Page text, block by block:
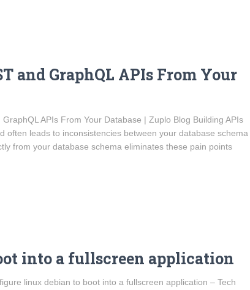
and GraphQL APIs From Your
APIs From Your Database | Zuplo Blog Building APIs
often leads to inconsistencies between your database schema
from your database schema eliminates these pain points
into a fullscreen application
linux debian to boot into a fullscreen application – Tech